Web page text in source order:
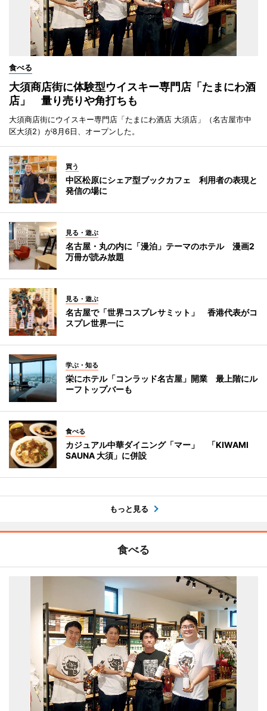
食べる
大須商店街に体験型ウイスキー専門店「たまにわ酒
店」 量り売りや角打ちも
大須商店街にウイスキー専門店「たまにわ酒店 大須店」（名古屋市中
区大須2）が8月6日、オープンした。
買う
中区松原にシェア型ブックカフェ 利用者の表現と
発信の場に
見る・遊ぶ
名古屋・丸の内に「漫泊」テーマのホテル 漫画2
万冊が読み放題
見る・遊ぶ
名古屋で「世界コスプレサミット」 香港代表がコ
スプレ世界一に
学ぶ・知る
栄にホテル「コンラッド名古屋」開業 最上階にル
ーフトップバーも
食べる
カジュアル中華ダイニング「マー」 「KIWAMI
SAUNA 大須」に併設
もっと見る
食べる